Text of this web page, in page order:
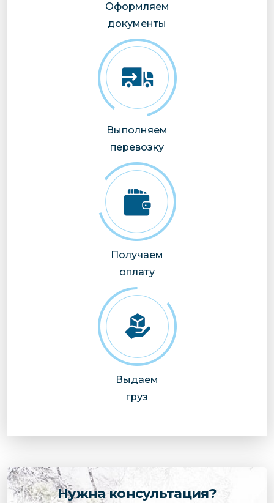
Оформляем
документы
Выполняем
перевозку
Получаем
оплату
Выдаем
груз
Нужна консультация?